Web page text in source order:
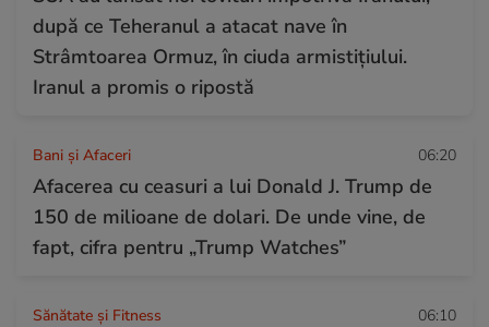
după ce Teheranul a atacat nave în
Strâmtoarea Ormuz, în ciuda armistițiului.
Iranul a promis o ripostă
Bani și Afaceri 06:20
Afacerea cu ceasuri a lui Donald J. Trump de
150 de milioane de dolari. De unde vine, de
fapt, cifra pentru „Trump Watches”
Sănătate și Fitness 06:10